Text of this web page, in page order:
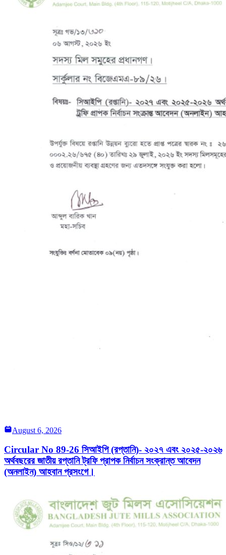
August 6, 2026
Circular No 89-26 সিআইপি (রপ্তানি)- ২০২৭ এবং ২০২৫-২০২৬
অর্থবছরের জাতীয় রপ্তানি ট্রফি প্রাপক নির্বাচন সংক্রান্ত আবেদন
(অনলাইন) আহবান প্রসংগে।